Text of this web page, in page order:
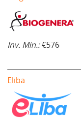
Inv. Min.:€576
Eliba